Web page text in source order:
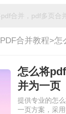
PDF合并教程>
怎么将
并为一页
提供专业的怎
一页方案，采